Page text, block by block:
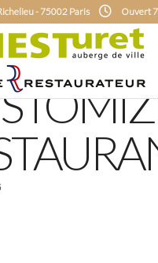
- 75002 Paris Ouvert